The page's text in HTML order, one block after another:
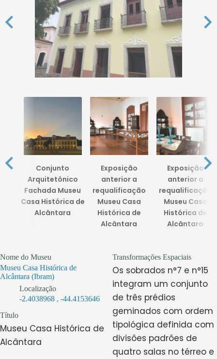
Conjunto
Arquitetônico
Fachada Museu
Casa Histórica de
Alcântara
Exposição
anterior a
requalificação
Museu Casa
Histórica de
Alcântara
Exposição
anterior a
requalificação
Museu Casa
Histórica de
Alcântara
Nome do Museu
Museu Casa Histórica de
Alcântara (Ibram)
Localização
-2.4038968 , -44.4153646
Título
Museu Casa Histórica de
Alcântara
Transformações Espaciais
Os sobrados n°7 e n°15
integram um conjunto
de três prédios
geminados com ordem
tipológica definida com
divisões padrões de
quatro salas no térreo e